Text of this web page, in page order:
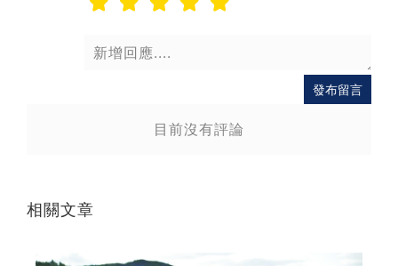
發布留言
目前沒有評論
相關文章